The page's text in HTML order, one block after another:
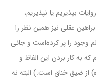
بپذیریم یا نپذیریم،
عقلی نیز همین نظر را
وجود را پر کرده‌است و جائی
به کار بردن این الفاظ و
از ضیق خناق است.) البته نه